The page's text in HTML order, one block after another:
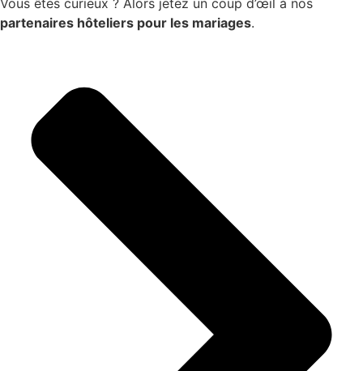
Vous êtes curieux ? Alors jetez un coup d’œil à nos
partenaires hôteliers pour les mariages.